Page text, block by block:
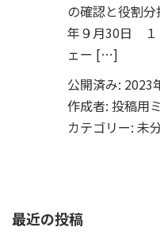
の確認と役割
年９月30日 １
ェー […]
公開済み: 2023
作成者: 投稿用
カテゴリー: 未
最近の投稿